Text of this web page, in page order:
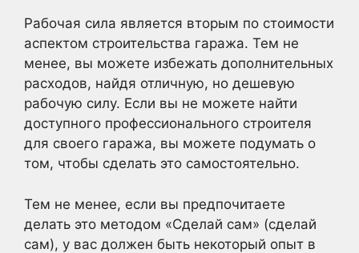
Рабочая сила является вторым по стоимости
аспектом строительства гаража. Тем не
менее, вы можете избежать дополнительных
расходов, найдя отличную, но дешевую
рабочую силу. Если вы не можете найти
доступного профессионального строителя
для своего гаража, вы можете подумать о
том, чтобы сделать это самостоятельно.
Тем не менее, если вы предпочитаете
делать это методом «Сделай сам» (сделай
сам), у вас должен быть некоторый опыт в